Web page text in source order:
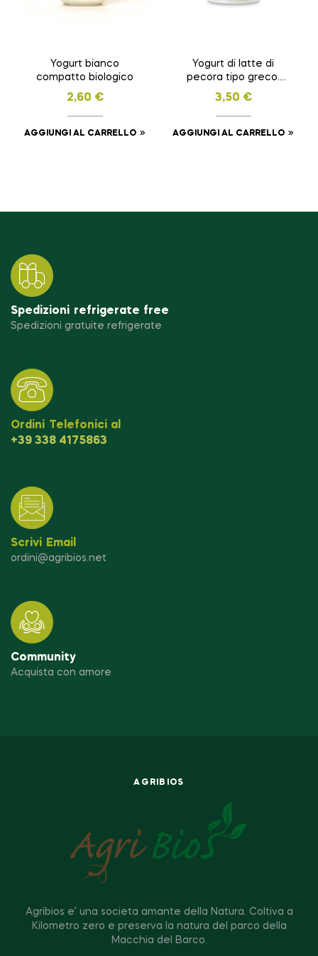
Yogurt bianco
compatto biologico
2,60 €
AGGIUNGI AL CARRELLO
Yogurt di latte di
pecora tipo greco.
250 gr
3,50 €
AGGIUNGI AL CARRELLO
Spedizioni refrigerate free
Spedizioni gratuite refrigerate
Ordini Telefonici al
+39 338 4175863
Scrivi Email
ordini@agribios.net
Community
Acquista con amore
AGRIBIOS
Agribios e’ una societa amante della Natura. Coltiva a
Kilometro zero e preserva la natura del parco della
Macchia del Barco.